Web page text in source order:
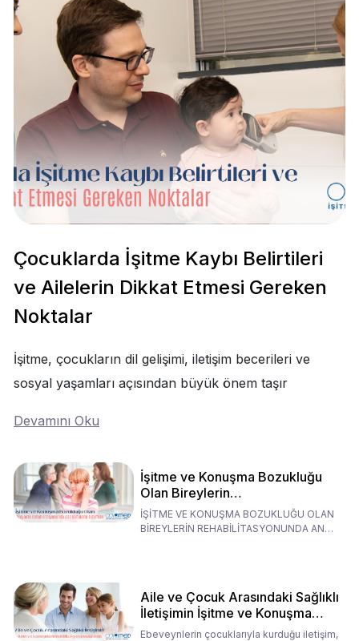
Çocuklarda İşitme Kaybı Belirtileri
ve Ailelerin Dikkat Etmesi Gereken
Noktalar
İşitme, çocukların dil gelişimi, iletişim becerileri ve
sosyal yaşamları açısından büyük önem taşır
Devamını Oku
İşitme ve Konuşma Bozukluğu
Olan Bireylerin
Rehabilitasyonunda Ana
Babaların Tutumları
İŞİTME VE KONUŞMA BOZUKLUĞU OLAN
BİREYLERİN REHABİLİTASYONUNDA ANA
Aile ve Çocuk Arasındaki Sağlıklı
İletişimin İşitme ve Konuşma
Rehabilitasyonundaki Rolü
Ebeveynlerin çocuklarıyla kurduğu iletişim,